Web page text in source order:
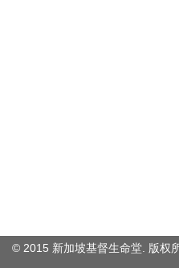
© 2015 新加坡基督生命堂. 版权